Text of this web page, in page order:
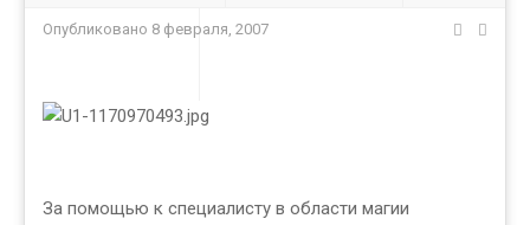
Опубликовано 8 февраля, 2007
За помощью к специалисту в области магии